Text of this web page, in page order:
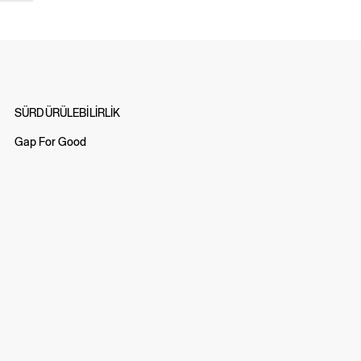
SÜRDÜRÜLEBİLİRLİK
Gap For Good